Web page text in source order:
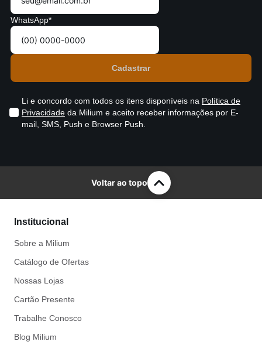
WhatsApp*
Li e concordo com todos os itens disponíveis na Política de
Privacidade da Milium e aceito receber informações por E-
mail, SMS, Push e Browser Push.
Voltar ao topo
Institucional
Sobre a Milium
Catálogo de Ofertas
Nossas Lojas
Cartão Presente
Trabalhe Conosco
Blog Milium